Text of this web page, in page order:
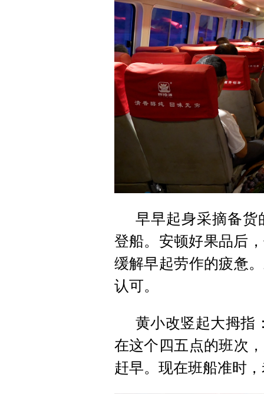
早早起身采摘备货
登船。安顿好果品后
缓解早起劳作的疲惫
认可。
黄小改竖起大拇指
在这个四五点的班次
赶早。现在班船准时